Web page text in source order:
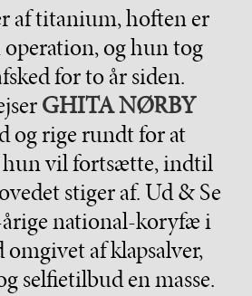
af titanium, hoften er
og hun tog
for to år siden.
GHITA NØRBY
og rige rundt for at
vil fortsætte, indtil
stiger af. Ud & Se
national-koryfæ i
af klapsalver,
selfietilbud en masse.